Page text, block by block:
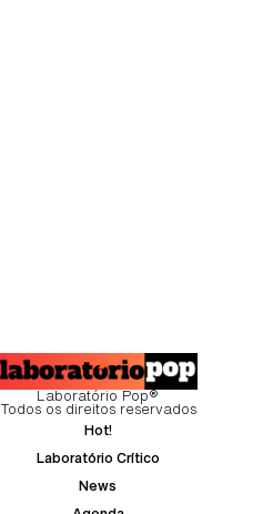
Laboratório Pop®
Todos os direitos reservados
Hot!
Laboratório Crítico
News